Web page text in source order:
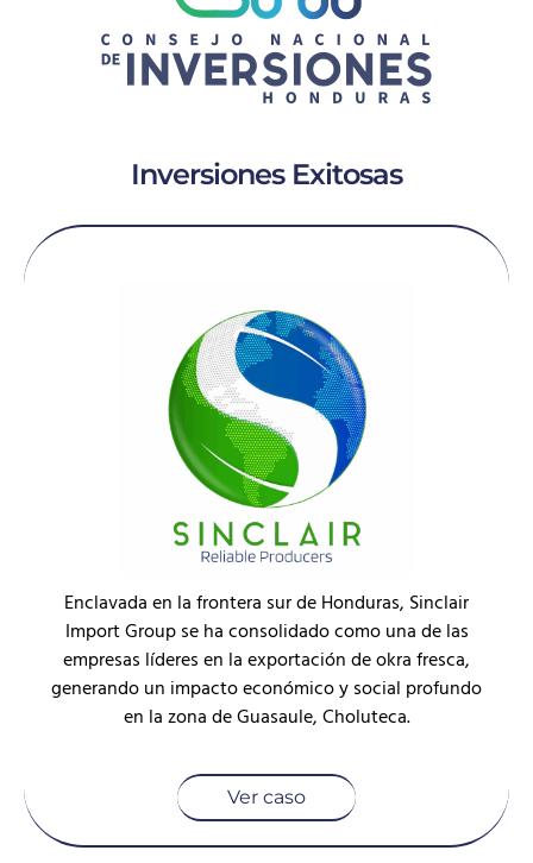
Inversiones Exitosas
Enclavada en la frontera sur de Honduras, Sinclair
Import Group se ha consolidado como una de las
empresas líderes en la exportación de okra fresca,
generando un impacto económico y social profundo
en la zona de Guasaule, Choluteca.
Ver caso